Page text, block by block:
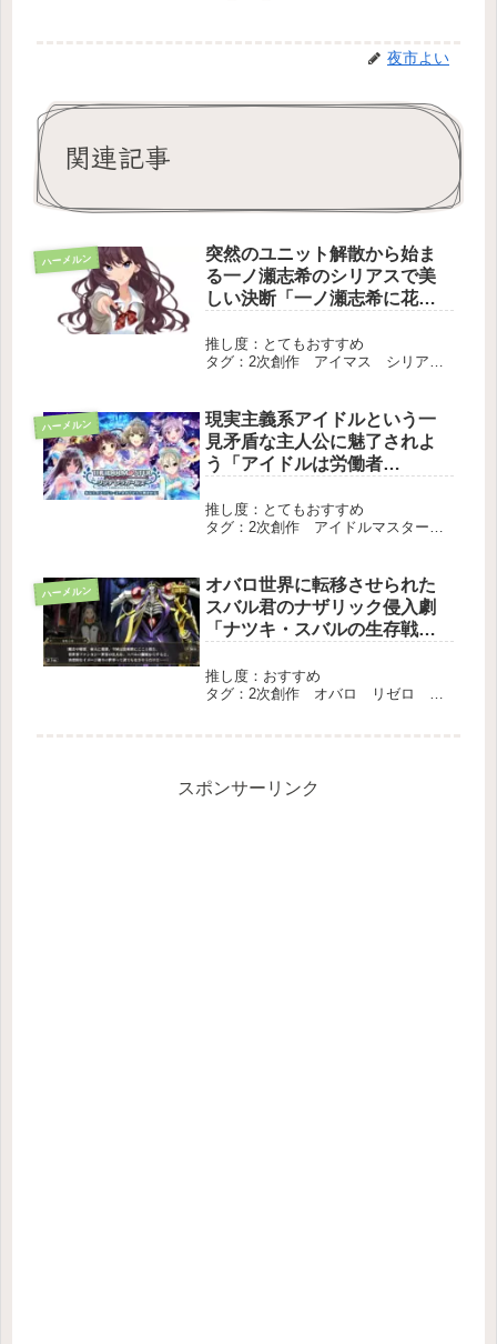
夜市よい
関連記事
ハーメルン
突然のユニット解散から始ま
る一ノ瀬志希のシリアスで美
しい決断「一ノ瀬志希に花束
推し度：とてもおすすめ
タグ：2次創作 アイマス シリア
ハーメルン
現実主義系アイドルという一
見矛盾な主人公に魅了されよ
う「アイドルは労働者
推し度：とてもおすすめ
タグ：2次創作 アイドルマスター
ハーメルン
オバロ世界に転移させられた
スバル君のナザリック侵入劇
「ナツキ・スバルの生存戦
墓」
推し度：おすすめ
タグ：2次創作 オバロ リゼロ ク
スポンサーリンク